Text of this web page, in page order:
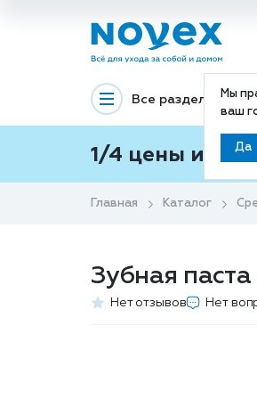
Мы
ваш
Да
Все разделы
1/4 цены и
Главная Каталог
Зубная
Нет отзывов Нет